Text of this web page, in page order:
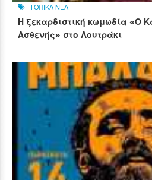
ΤΟΠΙΚΑ ΝΕΑ
Η ξεκαρδιστική κωμωδία «Ο
Ασθενής» στο Λουτράκι